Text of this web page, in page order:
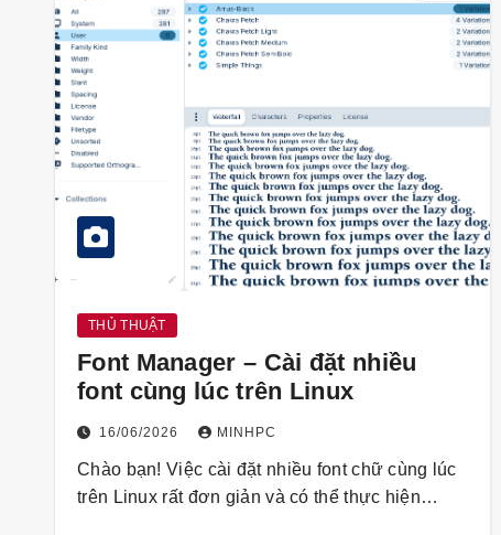
THỦ THUẬT
Font Manager – Cài đặt nhiều
font cùng lúc trên Linux
16/06/2026 MINHPC
Chào bạn! Việc cài đặt nhiều font chữ cùng lúc
trên Linux rất đơn giản và có thể thực hiện…